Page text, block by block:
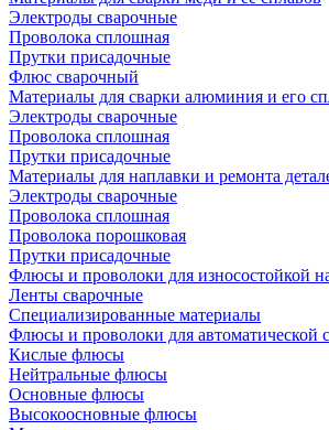
Электроды сварочные
Проволока сплошная
Прутки присадочные
Флюс сварочный
Материалы для сварки алюминия и его
Электроды сварочные
Проволока сплошная
Прутки присадочные
Материалы для наплавки и ремонта
Электроды сварочные
Проволока сплошная
Проволока порошковая
Прутки присадочные
Флюсы и проволоки для износостойкой
Ленты сварочные
Специализированные материалы
Флюсы и проволоки для автоматической
Кислые флюсы
Нейтральные флюсы
Основные флюсы
Высокоосновные флюсы